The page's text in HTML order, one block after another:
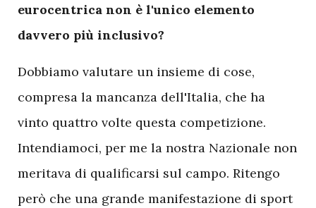
eurocentrica non è l'unico elemento
davvero più inclusivo?
Dobbiamo valutare un insieme di cose,
compresa la mancanza dell'Italia, che ha
vinto quattro volte questa competizione.
Intendiamoci, per me la nostra Nazionale non
meritava di qualificarsi sul campo. Ritengo
però che una grande manifestazione di sport